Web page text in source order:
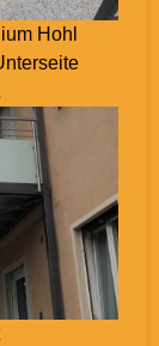
Hohl